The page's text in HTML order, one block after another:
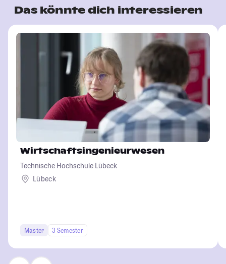
Das könnte dich interessieren
Wirtschaftsingenieurwesen
Technische Hochschule Lübeck
Lübeck
Master 3 Semester